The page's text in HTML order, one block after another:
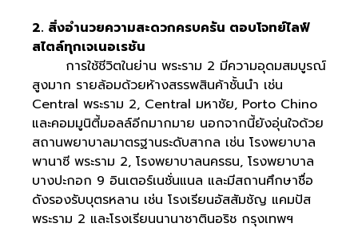
2. สิ่งอำนวยความสะดวกครบครัน ตอบโจทย์ไลฟ์
สไตล์ทุกเจเนอเรชัน
การใช้ชีวิตในย่าน พระราม 2 มีความอุดมสมบูรณ์
สูงมาก รายล้อมด้วยห้างสรรพสินค้าชั้นนำ เช่น
Central พระราม 2, Central มหาชัย, Porto Chino
และคอมมูนิตี้มอลล์อีกมากมาย นอกจากนี้ยังอุ่นใจด้วย
สถานพยาบาลมาตรฐานระดับสากล เช่น โรงพยาบาล
พานาซี พระราม 2, โรงพยาบาลนครธน, โรงพยาบาล
บางปะกอก 9 อินเตอร์เนชั่นแนล และมีสถานศึกษาชื่อ
ดังรองรับบุตรหลาน เช่น โรงเรียนอัสสัมชัญ แคมปัส
พระราม 2 และโรงเรียนนานาชาตินอริช กรุงเทพฯ